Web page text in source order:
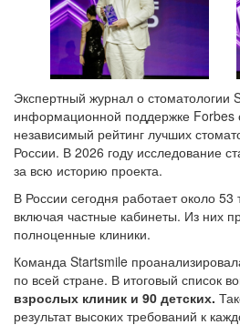
Экспертный журнал о стоматологии
информационной поддержке Forbes
независимый рейтинг лучших
России. В 2026 году исследование
за всю историю проекта.
В России сегодня работает около 53
включая частные кабинеты. Из них
полноценные клиники.
Команда Startsmile
по всей стране. В итоговый список
взрослых клиник и 90 детских.
результат высоких требований к